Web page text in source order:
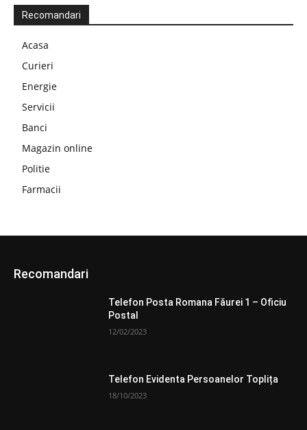
Recomandari
Acasa
Curieri
Energie
Servicii
Banci
Magazin online
Politie
Farmacii
Recomandari
Telefon Posta Romana Făurei 1 – Oficiu
Postal
12/02/2023
Telefon Evidenta Persoanelor Toplița
18/10/2023